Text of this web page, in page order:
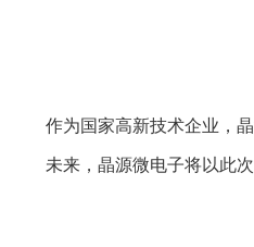
作为国家高新技术企业，
未来，晶源微电子将以此